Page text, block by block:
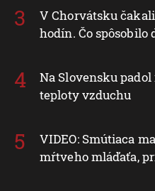
V Chorvátsku
hodín. Čo spôsobilo
Na Slovensku
teploty vzduchu
VIDEO: Smútiaca
mŕtveho mláďaťa,